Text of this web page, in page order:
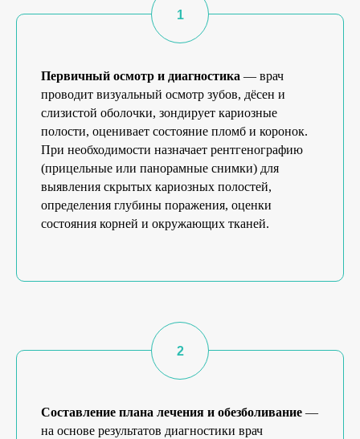
Первичный осмотр и диагностика — врач
проводит визуальный осмотр зубов, дёсен и
слизистой оболочки, зондирует кариозные
полости, оценивает состояние пломб и коронок.
При необходимости назначает рентгенографию
(прицельные или панорамные снимки) для
выявления скрытых кариозных полостей,
определения глубины поражения, оценки
состояния корней и окружающих тканей.
Составление плана лечения и обезболивание —
на основе результатов диагностики врач